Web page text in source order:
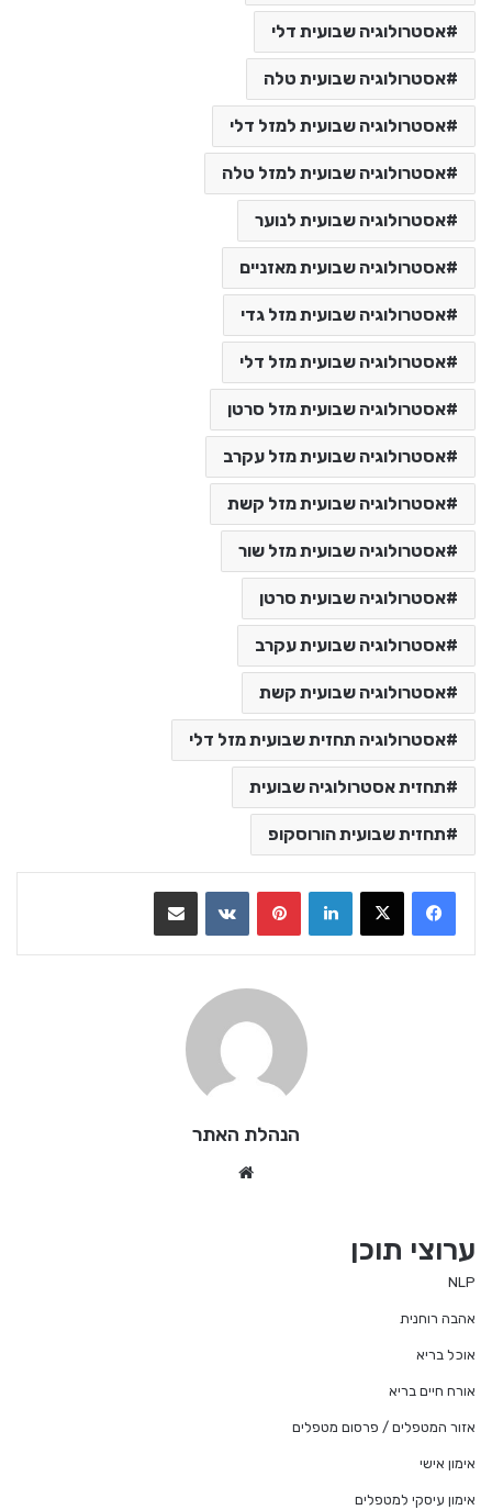
אסטרולוגיה שבועית דלי
אסטרולוגיה שבועית טלה
אסטרולוגיה שבועית למזל דלי
אסטרולוגיה שבועית למזל טלה
אסטרולוגיה שבועית לנוער
אסטרולוגיה שבועית מאזניים
אסטרולוגיה שבועית מזל גדי
אסטרולוגיה שבועית מזל דלי
אסטרולוגיה שבועית מזל סרטן
אסטרולוגיה שבועית מזל עקרב
אסטרולוגיה שבועית מזל קשת
אסטרולוגיה שבועית מזל שור
אסטרולוגיה שבועית סרטן
אסטרולוגיה שבועית עקרב
אסטרולוגיה שבועית קשת
אסטרולוגיה תחזית שבועית מזל דלי
תחזית אסטרולוגיה שבועית
תחזית שבועית הורוסקופ
LinkedIn
VKontakte
הנהלת האתר
ערוצי תוכן
NLP
אהבה רוחנית
אוכל בריא
אורח חיים בריא
אזור המטפלים / פרסום מטפלים
אימון אישי
אימון עיסקי למטפלים